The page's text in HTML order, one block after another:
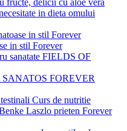
fructe, delicii cu aloe vera
in dieta omului
in stil Forever
in stil Forever
sanatate FIELDS OF
FOREVER
Curs de nutritie
Laszlo prieten Forever